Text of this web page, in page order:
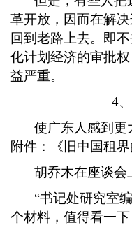
革开放，因而在解
回到老路上去。即
化计划经济的审批
益严重。
4
使广东人感到更
附件：《旧中国租界
胡乔木在座谈会
“书记处研究室
个材料，值得看一